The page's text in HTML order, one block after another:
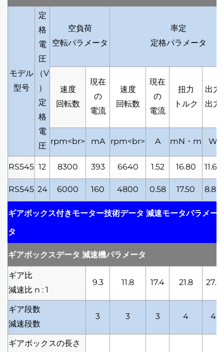
モデル
型号
定
格
電
圧
（V
）
定
格
電
圧
空負荷
空転パラメータ
率定
定格パラメータ
速度
回転数
現在
の
電流
速度
回転数
現在
の
電流
扭力
トルク
出力
出力
rpm<br> mA rpm<br> A mN・m W
RS545 12 8300 393 6640 1.52 16.80 11.68
RS545 24 6000 160 4800 0.58 17.50 8.80
ギアボックス付きモーター技術データ 減速モータパラメー
タ
ギアボックスデータ 減速機パラメータ
ギア比
減速比 n : 1
9.3 11.8 17.4 21.8 27.5
ギア段数
減速段数
3 3 3 4 4
ギアボックスの長さ